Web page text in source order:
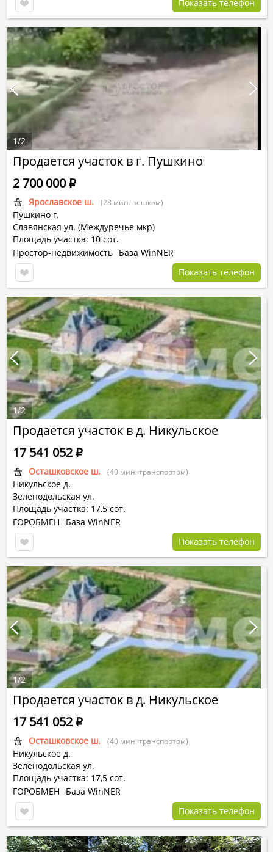
Показать телефон
Продается участок в г. Пушкино
Ярославское ш. (28 мин. пешком)
Пушкино г.
Славянская ул. (Междуречье мкр)
Площадь участка: 10 сот.
2 700 000Р
Простор-недвижимость База WinNER
Показать телефон
1/2
Продается участок в д. Никульское
Осташковское ш. (40 мин. транспортом)
Никульское д.
Зеленодольская ул.
Площадь участка: 17,5 сот.
17 541 052Р
ГОРОБМЕН
База WinNER
Показать телефон
1/2
Продается участок в д. Никульское
Осташковское ш. (40 мин. транспортом)
Никульское д.
Зеленодольская ул.
Площадь участка: 17,5 сот.
17 541 052Р
ГОРОБМЕН
База WinNER
Показать телефон
1/2